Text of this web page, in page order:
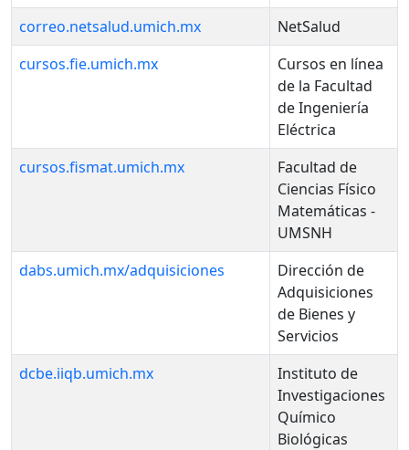
correo.netsalud.umich.mx
NetSalud
cursos.fie.umich.mx
Cursos en línea
de la Facultad
de Ingeniería
Eléctrica
cursos.fismat.umich.mx
Facultad de
Ciencias Físico
Matemáticas -
UMSNH
dabs.umich.mx/adquisiciones
Dirección de
Adquisiciones
de Bienes y
Servicios
dcbe.iiqb.umich.mx
Instituto de
Investigaciones
Químico
Biológicas